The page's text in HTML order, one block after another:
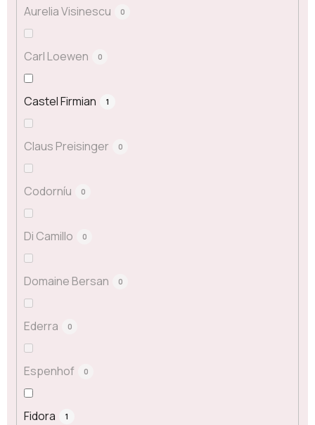
Aurelia Visinescu 0
Carl Loewen 0
Castel Firmian 1
Claus Preisinger 0
Codorníu 0
Di Camillo 0
Domaine Bersan 0
Ederra 0
Espenhof 0
Fidora 1